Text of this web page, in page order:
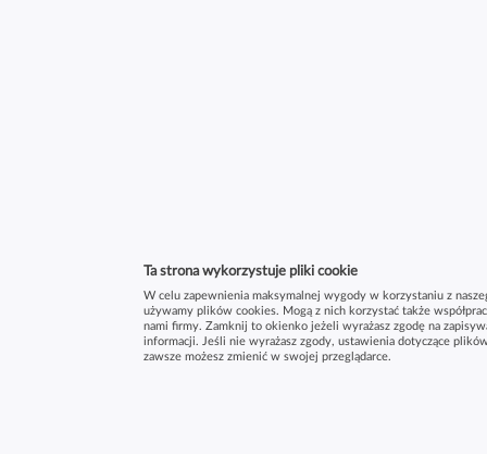
Chrzanów
Ta strona wykorzystuje pliki cookie
W celu zapewnienia maksymalnej wygody w korzystaniu z
używamy plików cookies. Mogą z nich korzystać także
nami firmy. Zamknij to okienko jeżeli wyrażasz zgodę na
informacji. Jeśli nie wyrażasz zgody, ustawienia dotyczące
zawsze możesz zmienić w swojej przeglądarce.